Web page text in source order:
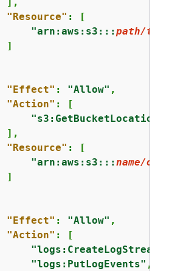
"Resource" : [
"arn:aws:s3:::path/to/
]
"Effect" : "Allow" ,
"Action" : [
"s3:GetBucketLocation"
],
"Resource" : [
"arn:aws:s3:::name/
]
"Effect" : "Allow" ,
"Action" : [
"logs:CreateLogStream"
"logs:PutLogEvents" ,